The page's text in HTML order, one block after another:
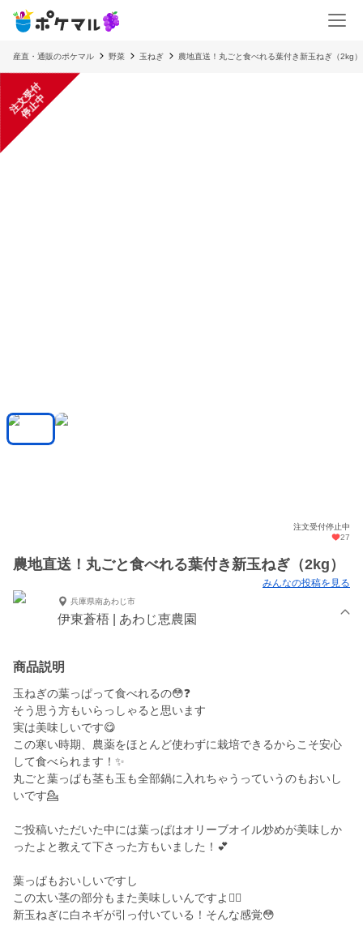
産直・通販のポケマル 野菜 玉ねぎ 農地直送！丸ごと食べれる葉付き新玉ねぎ（2kg）
注
文
受
付
停
止
中
注文受付停止中
27
農地直送！丸ごと食べれる葉付き新玉ねぎ（2kg）
みんなの投稿を見る
兵庫県南あわじ市
伊東蒼梧 | あわじ恵農園
商品説明
玉ねぎの葉っぱって食べれるの😳❓
そう思う方もいらっしゃると思います
実は美味しいです😋
この寒い時期、農薬をほとんど使わずに栽培できるからこそ安心
して食べられます！✨
丸ごと葉っぱも茎も玉も全部鍋に入れちゃうっていうのもおいし
いです💁
ご投稿いただいた中には葉っぱはオリーブオイル炒めが美味しか
ったよと教えて下さった方もいました！💕
葉っぱもおいしいですし
この太い茎の部分もまた美味しいんですよ🙆‍♀️
新玉ねぎに白ネギが引っ付いている！そんな感覚😳